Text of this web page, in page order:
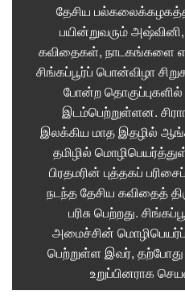
தேசிய
பயின்றுவரும்
கவிதைகள், நாடகங்களை
சிங்கப்பூர்ப் பொன்விழா
போன்ற
இடம்பெற்றுள்ளன.
இலக்கிய மாத இதழில்
தமிழில்
பிரதமரின் புத்தகப்
நடந்த தேசிய கவிதைத்
பரிசு பெற்றது.
அமைச்சின்
பெற்றுள்ள இவர்,
உறுப்பினராக